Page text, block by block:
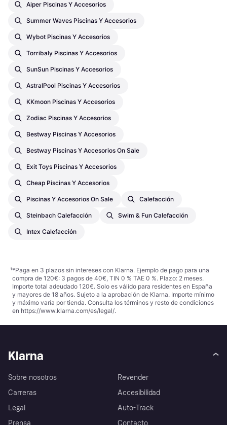
Aiper Piscinas Y Accesorios
Summer Waves Piscinas Y Accesorios
Wybot Piscinas Y Accesorios
Torribaly Piscinas Y Accesorios
SunSun Piscinas Y Accesorios
AstralPool Piscinas Y Accesorios
KKmoon Piscinas Y Accesorios
Zodiac Piscinas Y Accesorios
Bestway Piscinas Y Accesorios
Bestway Piscinas Y Accesorios On Sale
Exit Toys Piscinas Y Accesorios
Cheap Piscinas Y Accesorios
Piscinas Y Accesorios On Sale Calefacción
Steinbach Calefacción Swim & Fun Calefacción
Intex Calefacción
¹*Paga en 3 plazos sin intereses con Klarna. Ejemplo de pago para una
compra de 120€: 3 pagos de 40€, TIN 0 % TAE 0 %. Plazo: 2 meses.
Importe total adeudado 120€. Solo es válido para residentes en España
y mayores de 18 años. Sujeto a la aprobación de Klarna. Importe mínimo
y máximo varía por tienda. Consulta los términos y resto de condiciones
en https://www.klarna.com/es/legal/.
Klarna
Sobre nosotros
Carreras
Legal
Prensa
Revender
Accesibilidad
Auto-Track
Contacto